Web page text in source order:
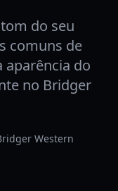
do seu
comuns de
aparência do
no Bridger
Western